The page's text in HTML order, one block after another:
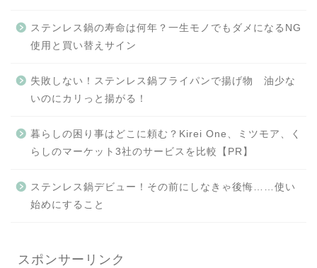
ステンレス鍋の寿命は何年？一生モノでもダメになるNG
使用と買い替えサイン
失敗しない！ステンレス鍋フライパンで揚げ物 油少な
いのにカリっと揚がる！
暮らしの困り事はどこに頼む？Kirei One、ミツモア、く
らしのマーケット3社のサービスを比較【PR】
ステンレス鍋デビュー！その前にしなきゃ後悔……使い
始めにすること
スポンサーリンク